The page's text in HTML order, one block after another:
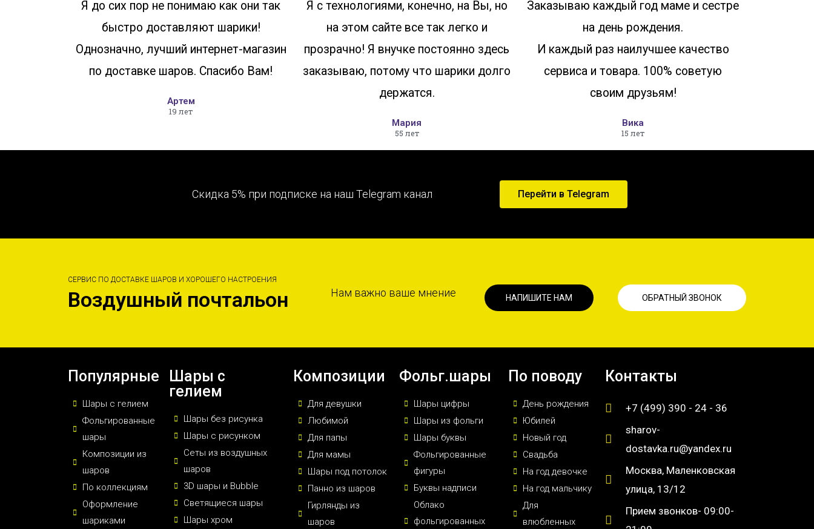
Я до сих пор не понимаю как они так
быстро доставляют шарики!
Однозначно, лучший интернет-магазин
по доставке шаров. Спасибо Вам!
Артем
19 лет
Я с технологиями, конечно, на Вы, но
на этом сайте все так легко и
прозрачно! Я внучке постоянно здесь
заказываю, потому что шарики долго
держатся.
Мария
55 лет
Заказываю каждый год маме и сестре
на день рождения.
И каждый раз наилучшее качество
сервиса и товара. 100% советую
своим друзьям!
Вика
15 лет
Скидка 5% при подписке на наш Telegram канал Перейти в Telegram
СЕРВИС ПО ДОСТАВКЕ ШАРОВ И ХОРОШЕГО НАСТРОЕНИЯ
Воздушный почтальон Нам важно ваше мнение НАПИШИТЕ НАМ ОБРАТНЫЙ ЗВОНОК
Популярные
Шары с гелием
Фольгированные
шары
Композиции из
шаров
По коллекциям
Оформление
шариками
Шары с
гелием
Шары без рисунка
Шары с рисунком
Сеты из воздушных
шаров
3D шары и Bubble
Светящиеся шары
Шары хром
Композиции
Для девушки
Любимой
Для папы
Для мамы
Шары под потолок
Панно из шаров
Гирлянды из
шаров
Фольг.шары
Шары цифры
Шары из фольги
Шары буквы
Фольгированные
фигуры
Буквы надписи
Облако
фольгированных
По поводу
День рождения
Юбилей
Новый год
Свадьба
На год девочке
На год мальчику
Для
влюбленных
Контакты
+7 (499) 390 - 24 - 36
sharov-
dostavka.ru@yandex.ru
Москва, Маленковская
улица, 13/12
Прием звонков- 09:00-